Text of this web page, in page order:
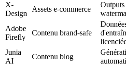
X-
Design
Assets e-commerce
Outputs
Adobe
Firefly
Contenu brand-safe
Junia
AI
Contenu blog